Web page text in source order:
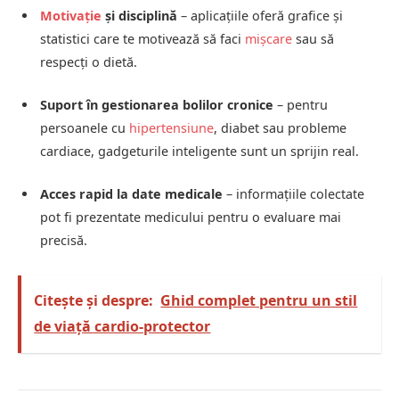
Motivație și disciplină – aplicațiile oferă grafice și
statistici care te motivează să faci mișcare sau să
respecți o dietă.
Suport în gestionarea bolilor cronice – pentru
persoanele cu hipertensiune, diabet sau probleme
cardiace, gadgeturile inteligente sunt un sprijin real.
Acces rapid la date medicale – informațiile colectate
pot fi prezentate medicului pentru o evaluare mai
precisă.
Citește și despre: Ghid complet pentru un stil
de viață cardio-protector